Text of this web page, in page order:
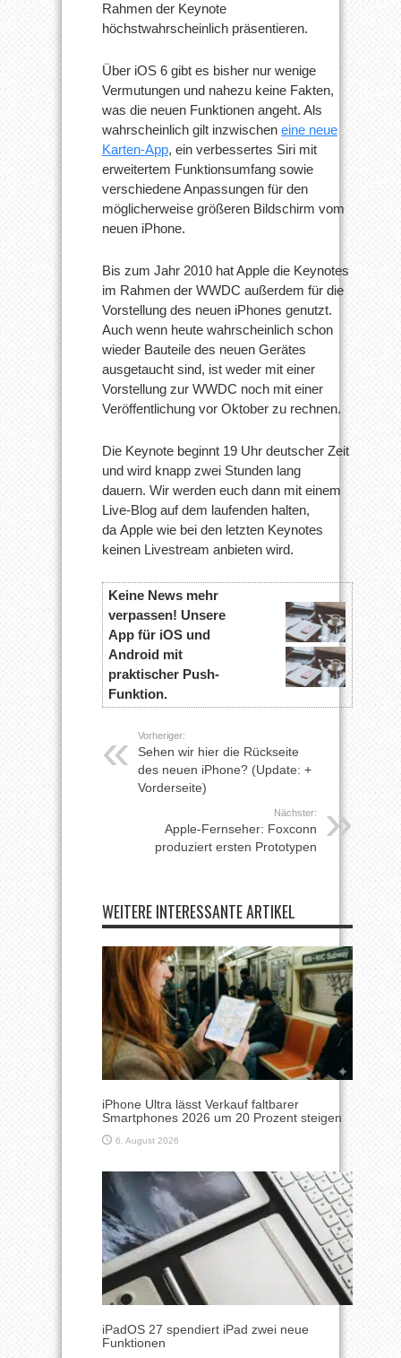
Rahmen der Keynote
höchstwahrscheinlich präsentieren.
Über iOS 6 gibt es bisher nur wenige
Vermutungen und nahezu keine Fakten,
was die neuen Funktionen angeht. Als
wahrscheinlich gilt inzwischen eine neue
Karten-App, ein verbessertes Siri mit
erweitertem Funktionsumfang sowie
verschiedene Anpassungen für den
möglicherweise größeren Bildschirm vom
neuen iPhone.
Bis zum Jahr 2010 hat Apple die Keynotes
im Rahmen der WWDC außerdem für die
Vorstellung des neuen iPhones genutzt.
Auch wenn heute wahrscheinlich schon
wieder Bauteile des neuen Gerätes
ausgetaucht sind, ist weder mit einer
Vorstellung zur WWDC noch mit einer
Veröffentlichung vor Oktober zu rechnen.
Die Keynote beginnt 19 Uhr deutscher Zeit
und wird knapp zwei Stunden lang
dauern. Wir werden euch dann mit einem
Live-Blog auf dem laufenden halten,
da Apple wie bei den letzten Keynotes
keinen Livestream anbieten wird.
Keine News mehr
verpassen! Unsere
App für iOS und
Android mit
praktischer Push-
Funktion.
Vorheriger:
Sehen wir hier die Rückseite
des neuen iPhone? (Update: +
Vorderseite)
Nächster:
Apple-Fernseher: Foxconn
produziert ersten Prototypen
WEITERE INTERESSANTE ARTIKEL
iPhone Ultra lässt Verkauf faltbarer
Smartphones 2026 um 20 Prozent steigen
6. August 2026
iPadOS 27 spendiert iPad zwei neue
Funktionen